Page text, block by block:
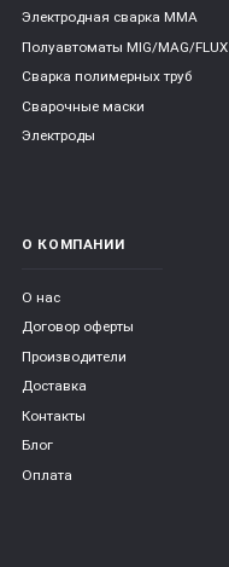
Электродная сварка ММА
Полуавтоматы MIG/MAG/FLUX
Сварка полимерных труб
Сварочные маски
Электроды
О КОМПАНИИ
О нас
Договор оферты
Производители
Доставка
Контакты
Блог
Оплата